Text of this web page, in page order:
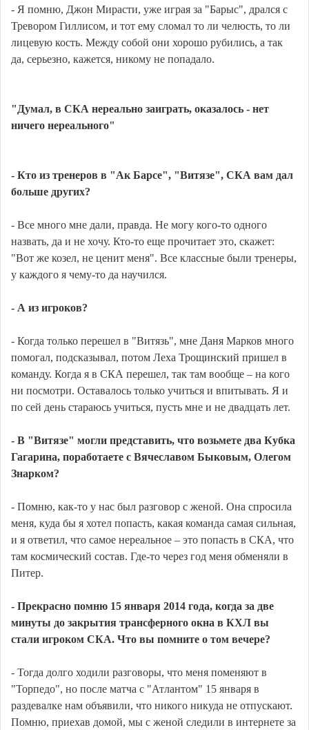
- Я помню, Джон Мирасти, уже играя за "Барыс", дрался с
Тревором Гиллисом, и тот ему сломал то ли челюсть, то ли
лицевую кость. Между собой они хорошо рубились, а так
да, серьезно, кажется, никому не попадало.
"Думал, в СКА нереально заиграть, оказалось - нет
ничего нереального"
- Кто из тренеров в "Ак Барсе", "Витязе", СКА вам дал
больше других?
- Все много мне дали, правда. Не могу кого-то одного
назвать, да и не хочу. Кто-то еще прочитает это, скажет:
"Вот же козел, не ценит меня". Все классные были тренеры,
у каждого я чему-то да научился.
- А из игроков?
- Когда только перешел в "Витязь", мне Даня Марков много
помогал, подсказывал, потом Леха Трощинский пришел в
команду. Когда я в СКА перешел, так там вообще – на кого
ни посмотри. Оставалось только учиться и впитывать. Я и
по сей день стараюсь учиться, пусть мне и не двадцать лет.
- В "Витязе" могли представить, что возьмете два Кубка
Гагарина, поработаете с Вячеславом Быковым, Олегом
Знарком?
- Помню, как-то у нас был разговор с женой. Она спросила
меня, куда бы я хотел попасть, какая команда самая сильная,
и я ответил, что самое нереальное – это попасть в СКА, что
там космический состав. Где-то через год меня обменяли в
Питер.
- Прекрасно помню 15 января 2014 года, когда за две
минуты до закрытия трансферного окна в КХЛ вы
стали игроком СКА. Что вы помните о том вечере?
- Тогда долго ходили разговоры, что меня поменяют в
"Торпедо", но после матча с "Атлантом" 15 января в
раздевалке нам объявили, что никого никуда не отпускают.
Помню, приехав домой, мы с женой следили в интернете за